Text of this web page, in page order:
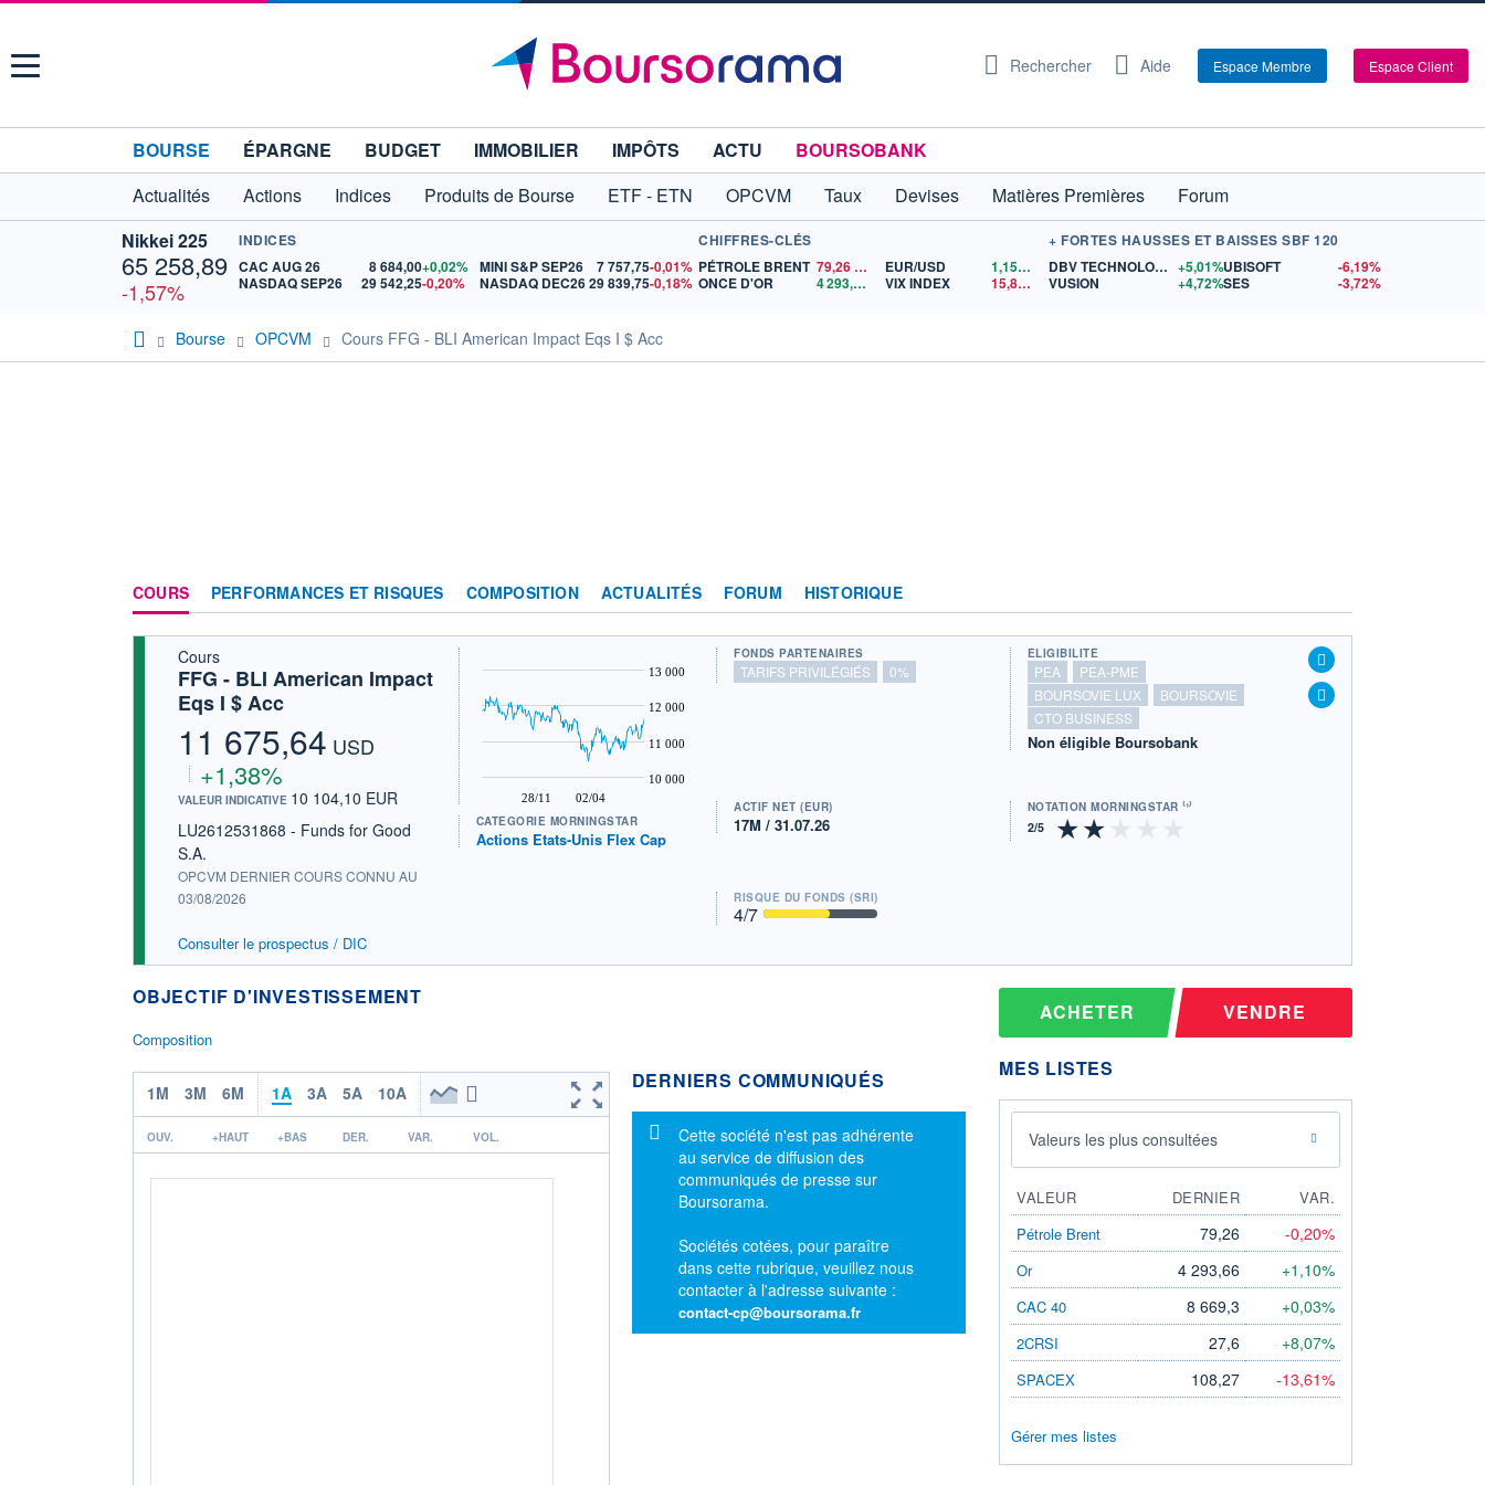
Menu Rechercher Aide Espace Membre Espace Client
BOURSE ÉPARGNE BUDGET IMMOBILIER IMPÔTS ACTU
BOURSOBANK
Actualités
Actions Indices Produits de Bourse ETF - ETN OPCVM Taux Devises Matières Premières
Forum
Nikkei 225
65 258,89
-1,57%
INDICES
CAC AUG 26
8 684,00+0,02%
NASDAQ SEP26
29 542,25-0,20%
MINI S&P SEP26 7 757,75-0,01%
NASDAQ DEC2629 839,75-0,18%
CHIFFRES-CLÉS
PÉTROLE BRENT 79,26
ONCE D'OR
4 293,66 $US
EUR/USD 1,1556
$US
VIX INDEX
15,81$US
+ FORTES HAUSSES ET BAISSES SBF 120
DBV TECHNOLOGIES +5,01%
VUSION
+4,72%
UBISOFT
-6,19%
SES
-3,72%
Bourse OPCVM Cours FFG - BLI American Impact Eqs I $ Acc
COURS PERFORMANCES ET RISQUES COMPOSITION ACTUALITÉS FORUM HISTORIQUE
Cours
FFG - BLI American Impact
Eqs I $ Acc
11 675,64 USD
+1,38%
VALEUR INDICATIVE 10 104,10 EUR
LU2612531868 - Funds for Good
S.A.
OPCVM DERNIER COURS CONNU AU
03/08/2026
Consulter le prospectus / DIC
28/11 02/04
10 000
11 000
12 000
13 000
CATÉGORIE MORNINGSTAR
Actions Etats-Unis Flex Cap
FONDS PARTENAIRES
TARIFS PRIVILÉGIÉS 0%
ÉLIGIBILITÉ
PEA
PEA-PME
BOURSOVIE LUX
BOURSOVIE
CTO BUSINESS
Non éligible Boursobank
ACTIF NET (EUR)
17M / 31.07.26
NOTATION MORNINGSTAR ⁽¹⁾
RISQUE DU FONDS (SRI)
4/7
OBJECTIF D'INVESTISSEMENT
Composition
1M 3M 6M 1A 3A 5A 10A
OUV. +HAUT +BAS DER. VAR. VOL.
DERNIERS COMMUNIQUÉS
Message d'information
Cette société n'est pas adhérente
au service de diffusion des
communiqués de presse sur
Boursorama.
Sociétés cotées, pour paraître
dans cette rubrique, veuillez nous
contacter à l'adresse suivante :
contact-cp@boursorama.fr
ACHETER VENDRE
MES LISTES
Valeurs les plus consultées
VALEUR DERNIER
VAR.
Pétrole Brent
79,26 -0,20%
Or 4 293,66 +1,10%
CAC 40 8 669,3 +0,03%
2CRSI 27,6 +8,07%
SPACEX 108,27 -13,61%
Gérer mes listes